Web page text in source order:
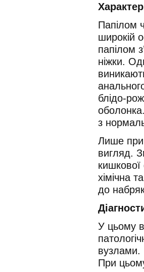
Папілом
широкій
папілом
ніжки.
блідо-
з
Лише при
вигляд.
кишкової
хімічна
до
У цьому
вузлами.
При